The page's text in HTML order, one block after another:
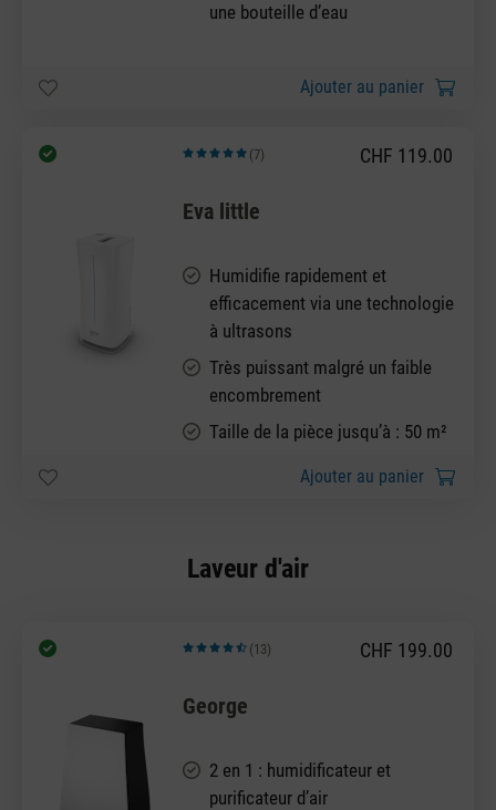
une bouteille d’eau
Ajouter au panier
Note moyenne de 5 sur 5 étoiles
(7) CHF 119.00
Eva little
Humidifie rapidement et
efficacement via une technologie
à ultrasons
Très puissant malgré un faible
encombrement
Taille de la pièce jusqu’à : 50 m²
Ajouter au panier
Laveur d'air
Note moyenne de 4.92 sur 5 étoiles
(13) CHF 199.00
George
2 en 1 : humidificateur et
purificateur d’air